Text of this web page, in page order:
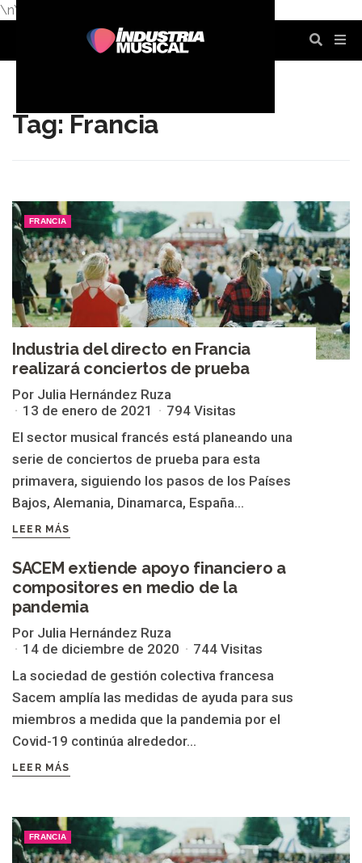
\n\n
Tag: Francia
FRANCIA
Industria del directo en Francia
realizará conciertos de prueba
Por Julia Hernández Ruza
13 de enero de 2021
794 Visitas
El sector musical francés está planeando una
serie de conciertos de prueba para esta
primavera, siguiendo los pasos de los Países
Bajos, Alemania, Dinamarca, España...
LEER MÁS
FRANCIA
SACEM extiende apoyo financiero a
compositores en medio de la
pandemia
Por Julia Hernández Ruza
14 de diciembre de 2020
744 Visitas
La sociedad de gestión colectiva francesa
Sacem amplía las medidas de ayuda para sus
miembros a medida que la pandemia por el
Covid-19 continúa alrededor...
LEER MÁS
FRANCIA